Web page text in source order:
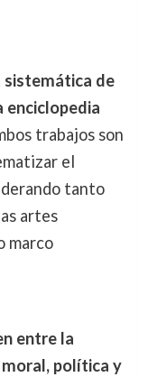
sistemática de
enciclopedia
trabajos son
el
tanto
artes
marco
entre la
política y